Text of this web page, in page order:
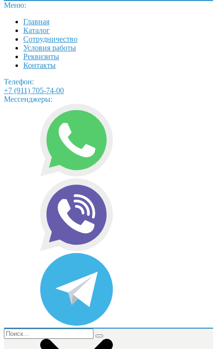
Меню:
Главная
Каталог
Сотрудничество
Условия работы
Реквизиты
Контакты
Телефон:
+7 (911) 705-74-00
Мессенджеры: